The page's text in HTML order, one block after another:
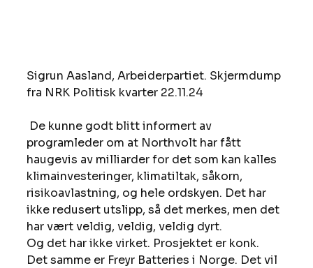
Sigrun Aasland, Arbeiderpartiet. Skjermdump
fra NRK Politisk kvarter 22.11.24
programleder om at Northvolt har fått
haugevis av milliarder for det som kan kalles
klimainvesteringer, klimatiltak, såkorn,
risikoavlastning, og hele ordskyen. Det har
ikke redusert utslipp, så det merkes, men det
har vært veldig, veldig, veldig dyrt.
Og det har ikke virket. Prosjektet er konk.
Det samme er Freyr Batteries i Norge. Det vil